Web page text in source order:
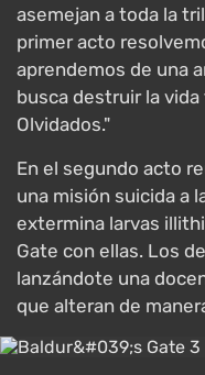
asemejan a toda la
primer acto
aprendemos de una
busca destruir la
Olvidados."
En el segundo acto
una misión suicida a
extermina larvas
Gate con ellas. Los
lanzándote una
que alteran de